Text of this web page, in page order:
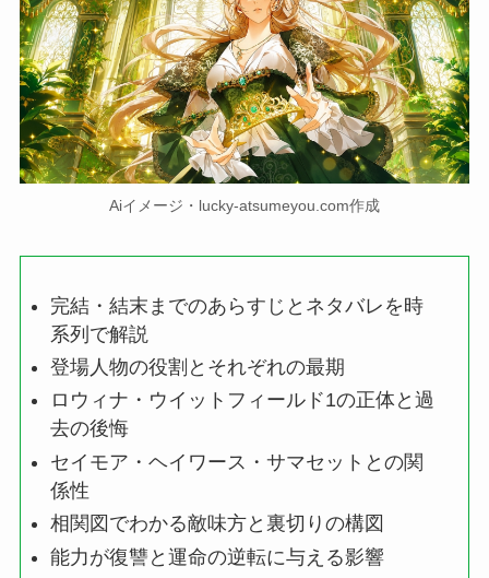
Aiイメージ・lucky-atsumeyou.com作成
完結・結末までのあらすじとネタバレを時
系列で解説
登場人物の役割とそれぞれの最期
ロウィナ・ウイットフィールド1の正体と過
去の後悔
セイモア・ヘイワース・サマセットとの関
係性
相関図でわかる敵味方と裏切りの構図
能力が復讐と運命の逆転に与える影響